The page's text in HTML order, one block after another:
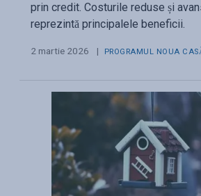
prin credit. Costurile reduse și
reprezintă principalele beneficii.
2 martie 2026 | PROGRAMUL NOUA